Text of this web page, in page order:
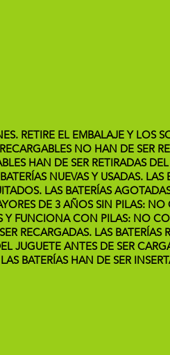
RETIRE EL EMBALAJE Y LOS
NO HAN DE SER
HAN DE SER RETIRADAS
NUEVAS Y USADAS. LAS
LAS BATERÍAS
DE 3 AÑOS SIN PILAS:
Y FUNCIONA CON PILAS: NO
RECARGADAS. LAS BATERÍAS
JUGUETE ANTES DE SER
BATERÍAS HAN DE SER